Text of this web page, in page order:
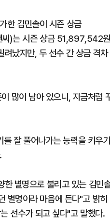
한 김민솔이 시즌 상금
씨)는 시즌 상금 51,897,542
났지만, 두 선수 간 상금 격차
많이 남아 있으니, 지금처럼
잘 풀어나가는 능력을 키우기
한 별명으로 불리고 있는 김민
별명이라 마음에 든다"고 밝히
선수가 되고 싶다"고 말했다.